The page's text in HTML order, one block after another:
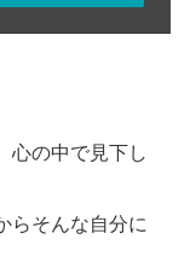
心の中で見下し
らそんな自分に